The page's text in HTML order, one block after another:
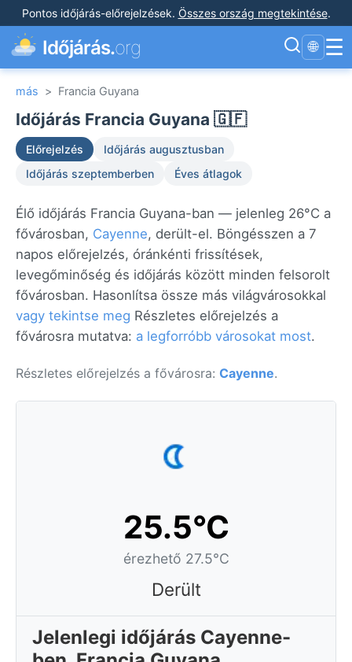
Pontos időjárás-előrejelzések. Összes ország megtekintése.
Időjárás.org 🌐 ☰
más > Francia Guyana
Időjárás Francia Guyana 🇬🇫
Előrejelzés
Időjárás augusztusban
Időjárás szeptemberben
Éves átlagok
Élő időjárás Francia Guyana-ban — jelenleg 26°C a
fővárosban, Cayenne, derült-el. Böngésszen a 7
napos előrejelzés, óránkénti frissítések,
levegőminőség és időjárás között minden felsorolt
fővárosban. Hasonlítsa össze más világvárosokkal
vagy tekintse meg Részletes előrejelzés a
fővárosra mutatva: a legforróbb városokat most.
Részletes előrejelzés a fővárosra: Cayenne.
25.5°C
érezhető 27.5°C
Derült
Jelenlegi időjárás Cayenne-